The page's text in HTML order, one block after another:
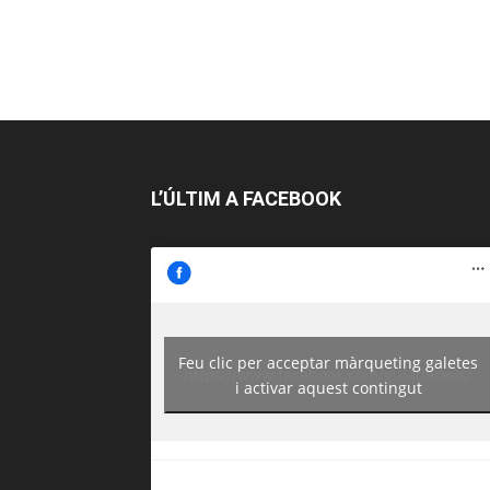
L’ÚLTIM A FACEBOOK
https://www.facebook.com/guiadereus/
Feu clic per acceptar màrqueting galetes
i activar aquest contingut